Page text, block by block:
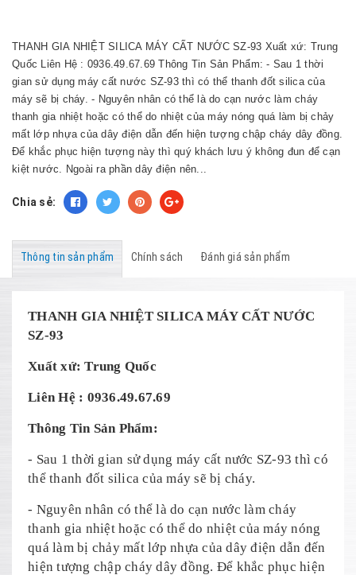
THANH GIA NHIỆT SILICA MÁY CẤT NƯỚC SZ-93 Xuất xứ: Trung
Quốc Liên Hệ : 0936.49.67.69 Thông Tin Sản Phẩm: - Sau 1 thời
gian sử dụng máy cất nước SZ-93 thì có thể thanh đốt silica của
máy sẽ bị cháy. - Nguyên nhân có thể là do cạn nước làm cháy
thanh gia nhiệt hoặc có thể do nhiệt của máy nóng quá làm bị chảy
mất lớp nhựa của dây điện dẫn đến hiện tượng chập cháy dây đồng.
Để khắc phục hiện tượng này thì quý khách lưu ý không đun để cạn
kiệt nước. Ngoài ra phần dây điện nên...
Chia sẻ:
Thông tin sản phẩm Chính sách Đánh giá sản phẩm
THANH GIA NHIỆT SILICA MÁY CẤT NƯỚC
SZ-93
Xuất xứ: Trung Quốc
Liên Hệ : 0936.49.67.69
Thông Tin Sản Phẩm:
- Sau 1 thời gian sử dụng máy cất nước SZ-93 thì có
thể thanh đốt silica của máy sẽ bị cháy.
- Nguyên nhân có thể là do cạn nước làm cháy
thanh gia nhiệt hoặc có thể do nhiệt của máy nóng
quá làm bị chảy mất lớp nhựa của dây điện dẫn đến
hiện tượng chập cháy dây đồng. Để khắc phục hiện